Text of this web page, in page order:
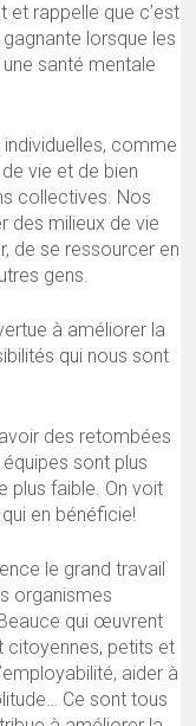
et rappelle que c’est
lorsque les
santé mentale
comme
vie et de bien
collectives. Nos
des milieux de vie
de se ressourcer en
gens.
à améliorer la
qui nous sont
des retombées
sont plus
plus faible. On voit
en bénéficie!
le grand travail
organismes
qui œuvrent
citoyennes, petits et
aider à
Ce sont tous